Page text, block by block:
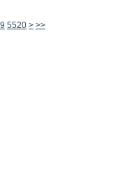
5520 5530
5540
5550
5560
5570
5580
5590
5600
> >>